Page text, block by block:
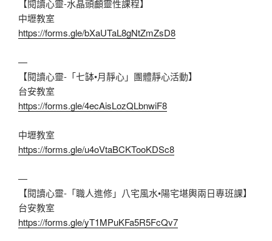
【閱讀心靈-水晶頭顱靈性課程】
中壢教室
https://forms.gle/bXaUTaL8gNtZmZsD8
—
【閱讀心靈-「七缽•月靜心」團體靜心活動】
台安教室
https://forms.gle/4ecAisLozQLbnwiF8
中壢教室
https://forms.gle/u4oVtaBCKTooKDSc8
—
【閱讀心靈-「職人進修」八宅風水•陽宅堪輿兩日專班課】
台安教室
https://forms.gle/yT1MPuKFa5R5FcQv7